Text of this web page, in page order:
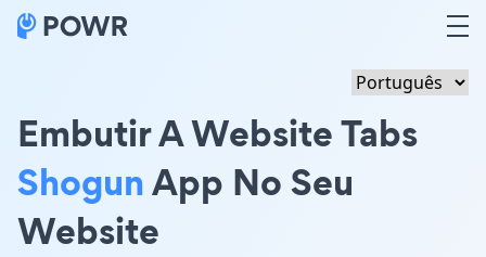
Embutir A Website Tabs
ShogunApp No Seu
Website